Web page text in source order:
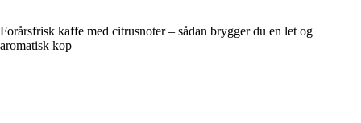
Forårsfrisk kaffe med citrusnoter – sådan brygger du en let og
aromatisk kop